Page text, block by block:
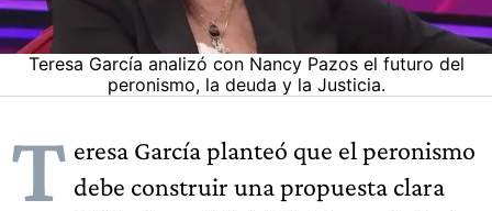
Teresa García analizó con Nancy Pazos el futuro del
peronismo, la deuda y la Justicia.
T eresa García planteó que el peronismo
debe construir una propuesta clara